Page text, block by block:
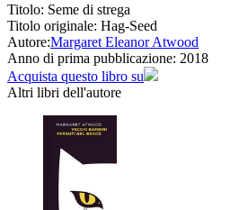
Titolo: Seme di strega
Titolo originale: Hag-Seed
Autore:Margaret Eleanor Atwood
Anno di prima pubblicazione: 2018
Acquista questo libro su
Altri libri dell'autore